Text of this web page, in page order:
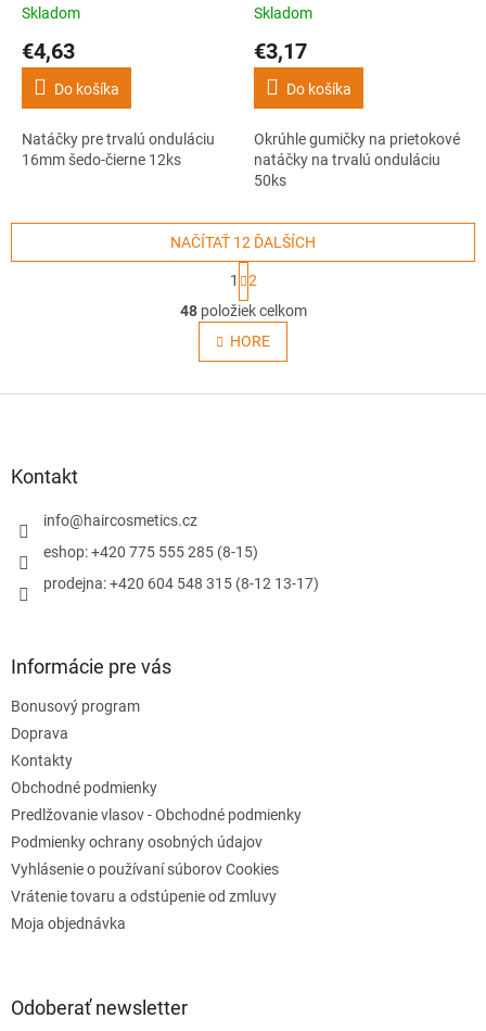
Skladom
€4,63
Do košíka
Natáčky pre trvalú onduláciu
16mm šedo-čierne 12ks
onduláciu 50ks
Skladom
€3,17
Do košíka
Okrúhle gumičky na prietokové
natáčky na trvalú onduláciu
50ks
O
v
l
á
k
v
NAČÍTAŤ 12 ĎALŠÍCH
S
t
r
á
n
k
v
1
2
48položiek celkom
HORE
Kontakt
info@haircosmetics.cz
eshop: +420 775 555 285 (8-15)
prodejna: +420 604 548 315 (8-12 13-17)
Informácie pre vás
Bonusový program
Doprava
Kontakty
Obchodné podmienky
Predlžovanie vlasov - Obchodné podmienky
Podmienky ochrany osobných údajov
Vyhlásenie o používaní súborov Cookies
Vrátenie tovaru a odstúpenie od zmluvy
Moja objednávka
Odoberať newsletter